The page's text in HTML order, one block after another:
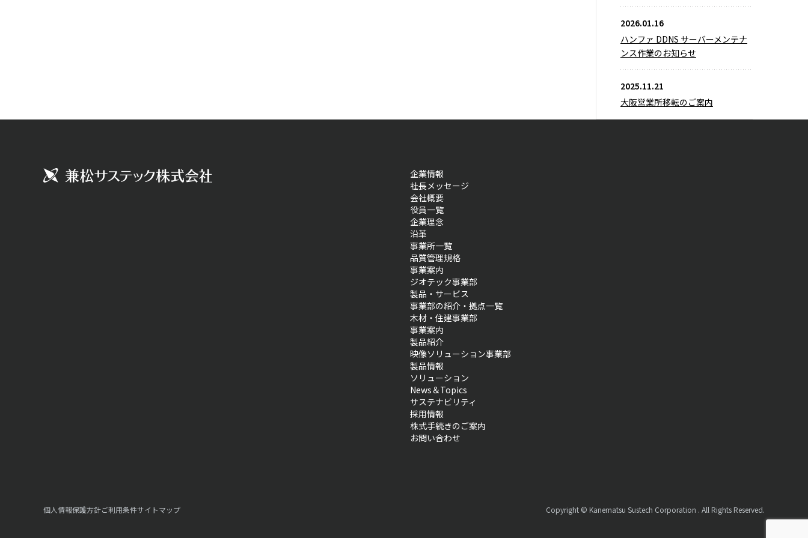
2026.01.16
ハンファ DDNS サーバーメンテナ
ンス作業のお知らせ
2025.11.21
大阪営業所移転のご案内
企業情報
社長メッセージ
会社概要
役員一覧
企業理念
沿革
事業所一覧
品質管理規格
事業案内
ジオテック事業部
製品・サービス
事業部の紹介・拠点一覧
木材・住建事業部
事業案内
製品紹介
映像ソリューション事業部
製品情報
ソリューション
News＆Topics
サステナビリティ
採用情報
株式手続きのご案内
お問い合わせ
個人情報保護方針ご利用条件サイトマップ Copyright © Kanematsu Sustech Corporation . All Rights Reserved.